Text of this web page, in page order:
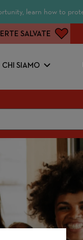
learn how to
CHI SIAMO
SALVATE